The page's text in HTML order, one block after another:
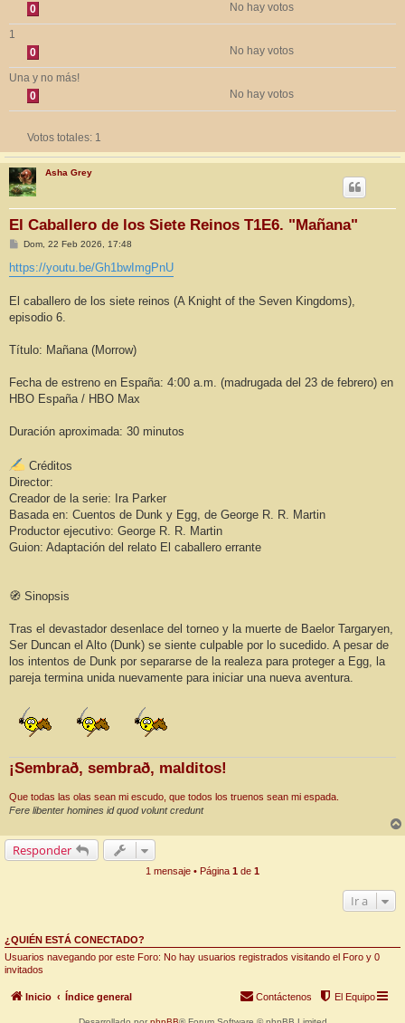
0
No hay votos
1
0
No hay votos
Una y no más!
0
No hay votos
Votos totales: 1
Asha Grey
El Caballero de los Siete Reinos T1E6. "Mañana"
M
n
s
e
Dom, 22 Feb 2026, 17:48
https://youtu.be/Gh1bwImgPnU
El caballero de los siete reinos (A Knight of the Seven Kingdoms),
episodio 6.
Título: Mañana (Morrow)
Fecha de estreno en España: 4:00 a.m. (madrugada del 23 de febrero) en
HBO España / HBO Max
Duración aproximada: 30 minutos
Créditos
Director:
Creador de la serie: Ira Parker
Basada en: Cuentos de Dunk y Egg, de George R. R. Martin
Productor ejecutivo: George R. R. Martin
Guion: Adaptación del relato El caballero errante
🧭 Sinopsis
Tras el devastador desenlace del torneo y la muerte de Baelor Targaryen,
Ser Duncan el Alto (Dunk) se siente culpable por lo sucedido. A pesar de
los intentos de Dunk por separarse de la realeza para proteger a Egg, la
pareja termina unida nuevamente para iniciar una nueva aventura.
¡Sembrað, sembrað, malditos!
Que todas las olas sean mi escudo, que todos los truenos sean mi espada.
Fere libenter homines id quod volunt credunt
Responder
1 mensaje • Página 1 de 1
Ir a
¿QUIÉN ESTÁ CONECTADO?
Usuarios navegando por este Foro: No hay usuarios registrados visitando el Foro y 0
invitados
Inicio Índice general El Equipo
Contáctenos